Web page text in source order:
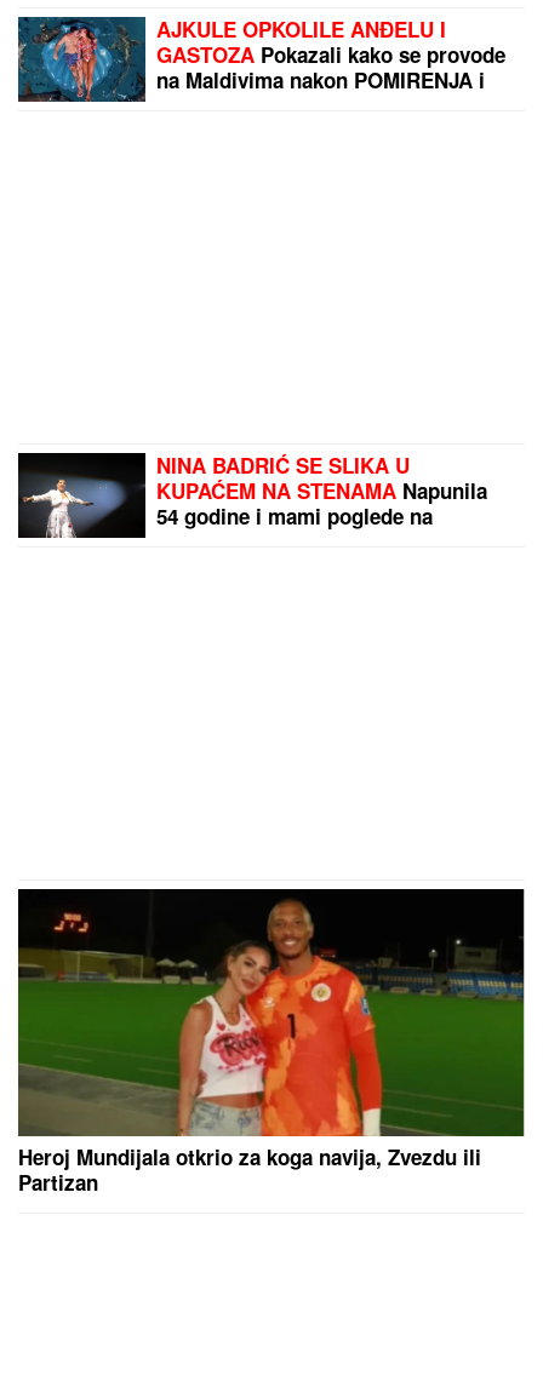
AJKULE OPKOLILE ANĐELU I
GASTOZA Pokazali kako se provode
na Maldivima nakon POMIRENJA i
NINA BADRIĆ SE SLIKA U
KUPAĆEM NA STENAMA Napunila
54 godine i mami poglede na
Heroj Mundijala otkrio za koga navija, Zvezdu ili
Partizan